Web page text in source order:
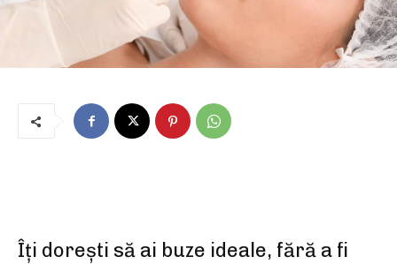
Îți dorești să ai buze ideale, fără a fi